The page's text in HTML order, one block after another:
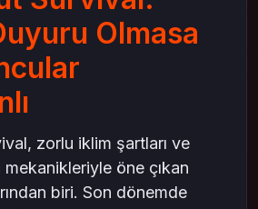
Tavsiyeler
ve Oyuncu Heyecanı
ile Gücünüze Güç Katın
Olmasa
zorlu iklim şartları ve
öne çıkan
biri. Son dönemde